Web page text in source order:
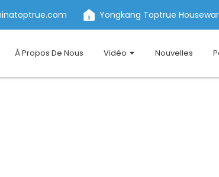
Yongkang Toptrue
À Propos De Nous Vidéo Nouvelles